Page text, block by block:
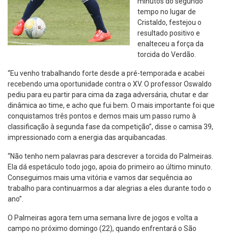
tempo no lugar de
Cristaldo, festejou o
resultado positivo e
enalteceu a força da
torcida do Verdão.
“Eu venho trabalhando forte desde a pré-temporada e acabei
recebendo uma oportunidade contra o XV. O professor Oswaldo
pediu para eu partir para cima da zaga adversária, chutar e dar
dinâmica ao time, e acho que fui bem. O mais importante foi que
conquistamos três pontos e demos mais um passo rumo à
classificação à segunda fase da competição”, disse o camisa 39,
impressionado com a energia das arquibancadas.
“Não tenho nem palavras para descrever a torcida do Palmeiras.
Ela dá espetáculo todo jogo, apoia do primeiro ao último minuto.
Conseguimos mais uma vitória e vamos dar sequência ao
trabalho para continuarmos a dar alegrias a eles durante todo o
ano”.
O Palmeiras agora tem uma semana livre de jogos e volta a
campo no próximo domingo (22), quando enfrentará o São